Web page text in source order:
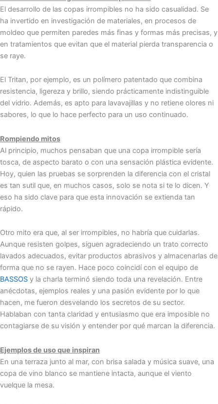
El desarrollo de las copas irrompibles no ha sido casualidad. Se
ha invertido en investigación de materiales, en procesos de
moldeo que permiten paredes más finas y formas más precisas, y
en tratamientos que evitan que el material pierda transparencia o
se raye.
El Tritan, por ejemplo, es un polímero patentado que combina
resistencia, ligereza y brillo, siendo prácticamente indistinguible
del vidrio. Además, es apto para lavavajillas y no retiene olores ni
sabores, lo que lo hace perfecto para un uso continuado.
Rompiendo mitos
Al principio, muchos pensaban que una copa irrompible sería
tosca, de aspecto barato o con una sensación plástica evidente.
Hoy, quien las pruebas se sorprenden la diferencia con el cristal
es tan sutil que, en muchos casos, solo se nota si te lo dicen. Y
eso ha sido clave para que esta innovación se extienda tan
rápido.
Otro mito era que, al ser irrompibles, no habría que cuidarlas.
Aunque resisten golpes, siguen agradeciendo un trato correcto
lavados adecuados, evitar productos abrasivos y almacenarlas de
forma que no se rayen. Hace poco coincidí con el equipo de
BASSOS y la charla terminó siendo toda una revelación. Entre
anécdotas, ejemplos reales y una pasión evidente por lo que
hacen, me fueron desvelando los secretos de su sector.
Hablaban con tanta claridad y entusiasmo que era imposible no
contagiarse de su visión y entender por qué marcan la diferencia.
Ejemplos de uso que inspiran
En una terraza junto al mar, con brisa salada y música suave, una
copa de vino blanco se mantiene intacta, aunque el viento
vuelque la mesa.